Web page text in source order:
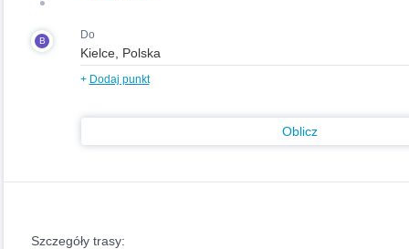
B Do
+ Dodaj punkt
Oblicz
Szczegóły trasy: